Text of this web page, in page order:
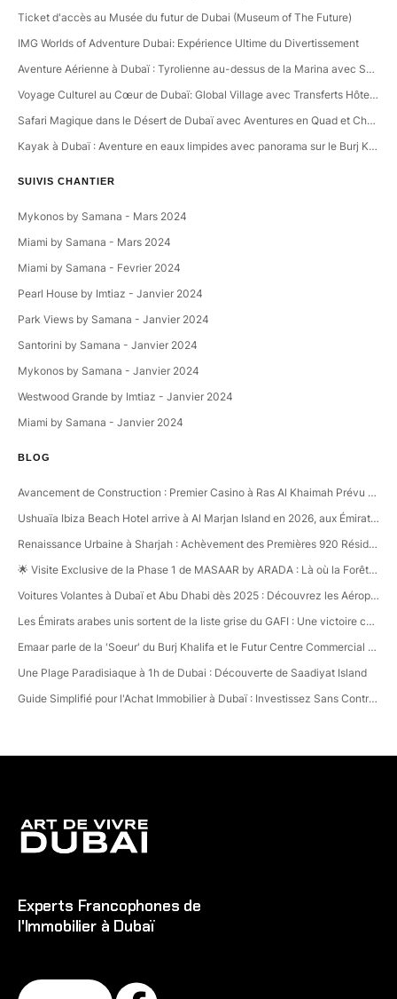
Ticket d'accès au Musée du futur de Dubai (Museum of The Future)
IMG Worlds of Adventure Dubai: Expérience Ultime du Divertissement
Aventure Aérienne à Dubaï : Tyrolienne au-dessus de la Marina avec Souvenirs Inclus
Voyage Culturel au Cœur de Dubaï: Global Village avec Transferts Hôteliers Inclus
Safari Magique dans le Désert de Dubaï avec Aventures en Quad et Chameau
Kayak à Dubaï : Aventure en eaux limpides avec panorama sur le Burj Khalifa.
SUIVIS CHANTIER
Mykonos by Samana - Mars 2024
Miami by Samana - Mars 2024
Miami by Samana - Fevrier 2024
Pearl House by Imtiaz - Janvier 2024
Park Views by Samana - Janvier 2024
Santorini by Samana - Janvier 2024
Mykonos by Samana - Janvier 2024
Westwood Grande by Imtiaz - Janvier 2024
Miami by Samana - Janvier 2024
BLOG
Avancement de Construction : Premier Casino à Ras Al Khaimah Prévu pour 2027!
Ushuaïa Ibiza Beach Hotel arrive à Al Marjan Island en 2026, aux Émirats arabes unis
Renaissance Urbaine à Sharjah : Achèvement des Premières 920 Résidences dans le Quartier Créatif d'Aljada
🌟 Visite Exclusive de la Phase 1 de MASAAR by ARADA : Là où la Forêt Rencontre le Désert 🏡🌳
Voitures Volantes à Dubaï et Abu Dhabi dès 2025 : Découvrez les Aéroports Verticaux
Les Émirats arabes unis sortent de la liste grise du GAFI : Une victoire contre la criminalité financière!
Emaar parle de la 'Soeur' du Burj Khalifa et le Futur Centre Commercial Révolutionnaire à Dubai Creek Harbour ! 🛍️
Une Plage Paradisiaque à 1h de Dubai : Découverte de Saadiyat Island
Guide Simplifié pour l'Achat Immobilier à Dubaï : Investissez Sans Contraintes
Experts Francophones de
l'Immobilier à Dubaï